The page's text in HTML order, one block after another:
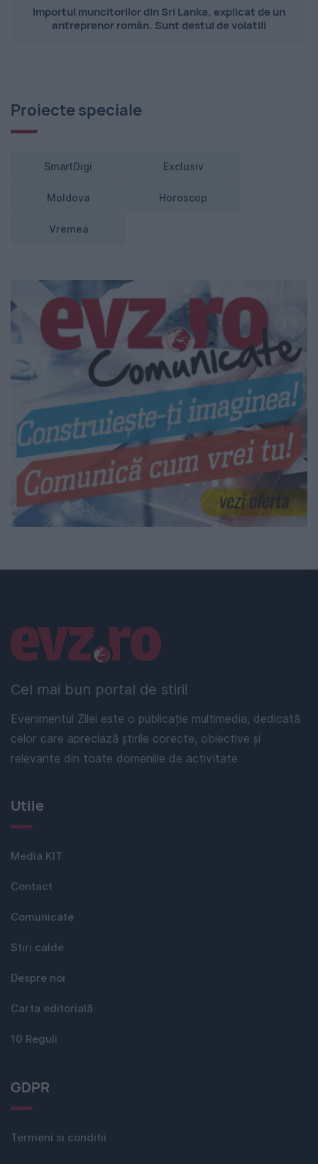
Importul muncitorilor din Sri Lanka, explicat de un
antreprenor român. Sunt destul de volatili
Proiecte speciale
SmartDigi Exclusiv
Moldova Horoscop
Vremea
Cel mai bun portal de stiri!
Evenimentul Zilei este o publicație multimedia, dedicată
celor care apreciază știrile corecte, obiective și
relevante din toate domeniile de activitate
Linkuri utile
Utile
Media KIT
Contact
Comunicate
Stiri calde
Despre noi
Carta editorială
10 Reguli
GDPR
Termeni si conditii